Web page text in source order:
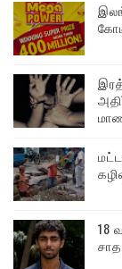
18